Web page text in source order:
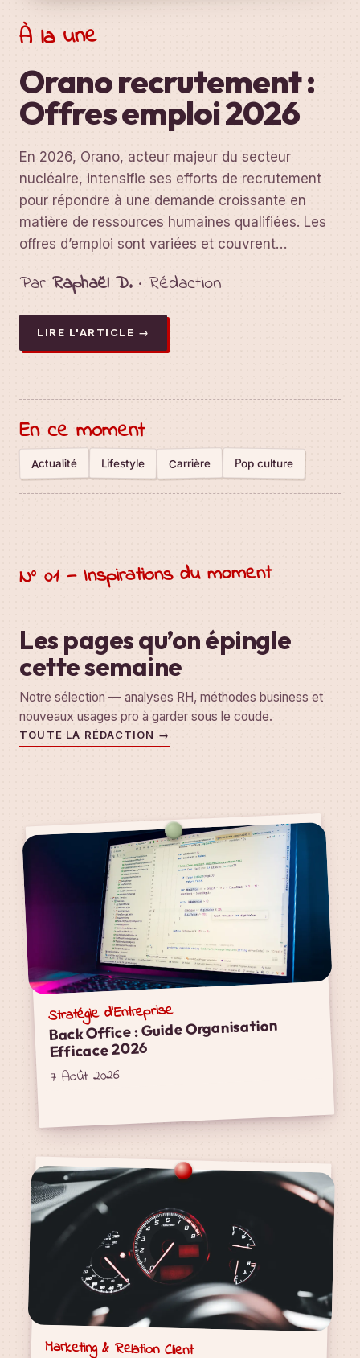
À la une
Orano recrutement :
Offres emploi 2026
En 2026, Orano, acteur majeur du secteur
nucléaire, intensifie ses efforts de recrutement
pour répondre à une demande croissante en
matière de ressources humaines qualifiées. Les
offres d’emploi sont variées et couvrent…
Par Raphaël D.· Rédaction
LIRE L'ARTICLE →
En ce moment
Actualité Lifestyle Carrière Pop culture
N° 01 — Inspirations du moment
Les pages qu’on épingle
cette semaine
Notre sélection — analyses RH, méthodes business et
nouveaux usages pro à garder sous le coude.
TOUTE LA RÉDACTION →
Stratégie d'Entreprise
Back Office : Guide Organisation
Efficace 2026
7 Août 2026
Marketing & Relation Client